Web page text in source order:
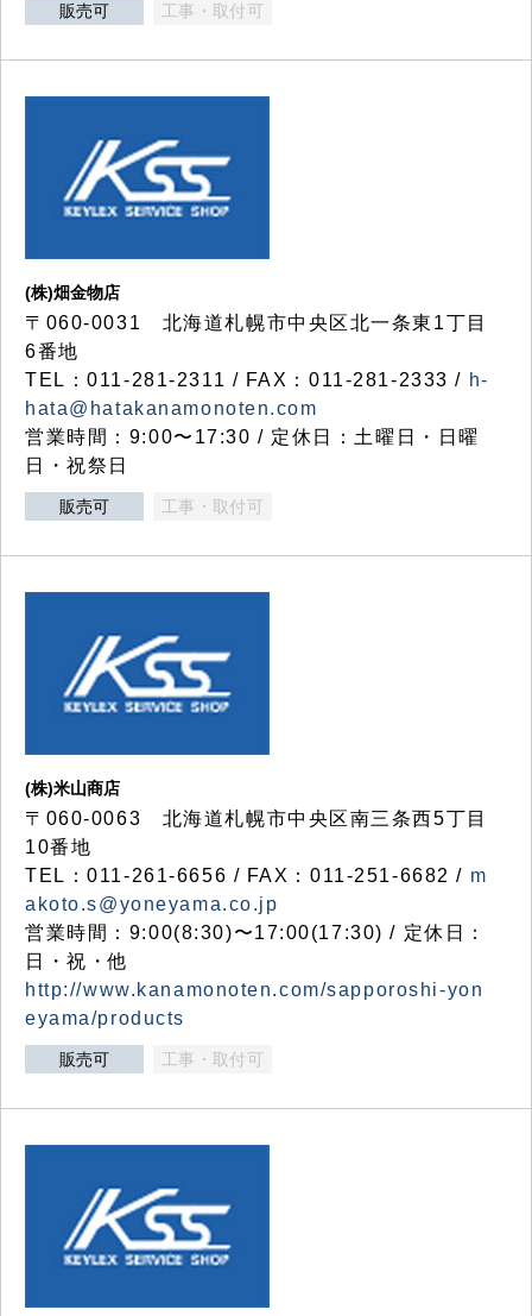
販売可 工事・取付可
(株)畑金物店
〒060-0031 北海道札幌市中央区北一条東1丁目
6番地
TEL：011-281-2311 / FAX：011-281-2333 / h-
hata@hatakanamonoten.com
営業時間：9:00〜17:30 / 定休日：土曜日・日曜
日・祝祭日
販売可 工事・取付可
(株)米山商店
〒060-0063 北海道札幌市中央区南三条西5丁目
10番地
TEL：011-261-6656 / FAX：011-251-6682 / m
akoto.s@yoneyama.co.jp
営業時間：9:00(8:30)〜17:00(17:30) / 定休日：
日・祝・他
http://www.kanamonoten.com/sapporoshi-yon
eyama/products
販売可 工事・取付可